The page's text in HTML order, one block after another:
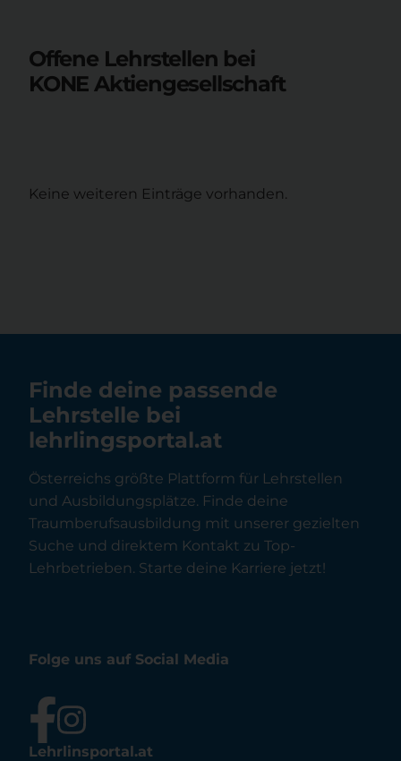
Offene Lehrstellen bei
KONE Aktiengesellschaft
Keine weiteren Einträge vorhanden.
Finde deine passende
Lehrstelle bei
lehrlingsportal.at
Österreichs größte Plattform für Lehrstellen
und Ausbildungsplätze. Finde deine
Traumberufsausbildung mit unserer gezielten
Suche und direktem Kontakt zu Top-
Lehrbetrieben. Starte deine Karriere jetzt!
Folge uns auf Social Media
Lehrlinsportal.at